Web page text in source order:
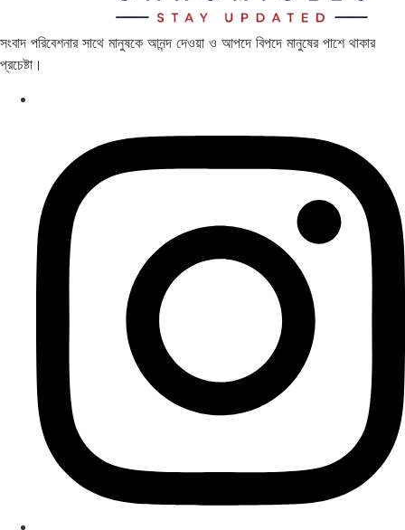
সংবাদ পরিবেশনার সাথে মানুষকে আনন্দ দেওয়া ও আপদে বিপদে মানুষের পাশে থাকার
প্রচেষ্টা।